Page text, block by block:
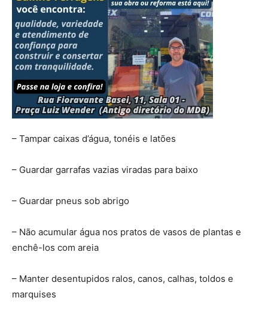
– Tampar caixas d’água, tonéis e latões
– Guardar garrafas vazias viradas para baixo
– Guardar pneus sob abrigo
– Não acumular água nos pratos de vasos de plantas e
enchê-los com areia
– Manter desentupidos ralos, canos, calhas, toldos e
marquises